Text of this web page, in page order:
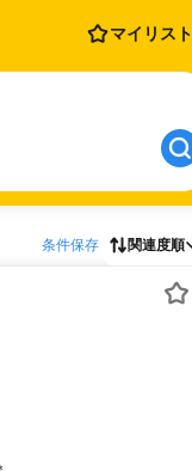
マイリスト
条件保存 関連度順